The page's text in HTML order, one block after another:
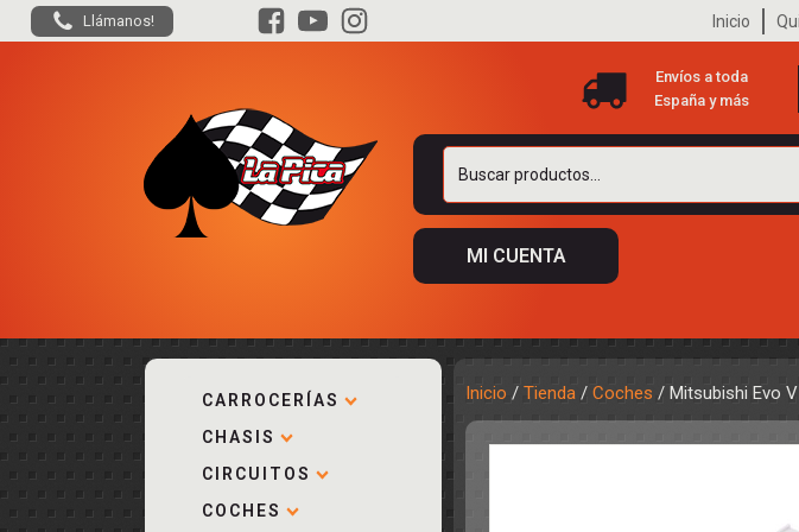
Llámanos! Inicio
Envíos a toda
España y más
Buscar
MI CUENTA
CARROCERÍAS
CHASIS
CIRCUITOS
COCHES
Inicio / Tienda / Coches / Mitsubishi Evo